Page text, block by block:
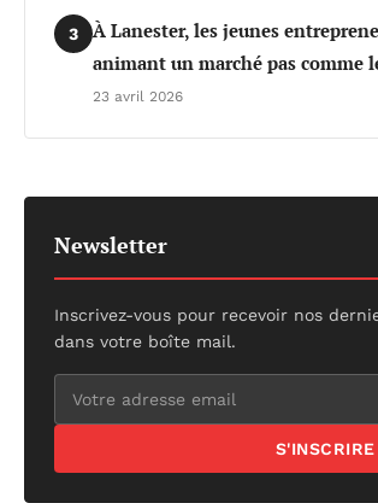
3
À Lanester, les jeunes
animant un marché pas comme
23 avril 2026
Newsletter
Inscrivez-vous pour recevoir nos
dans votre boîte mail.
S'INSCRIRE